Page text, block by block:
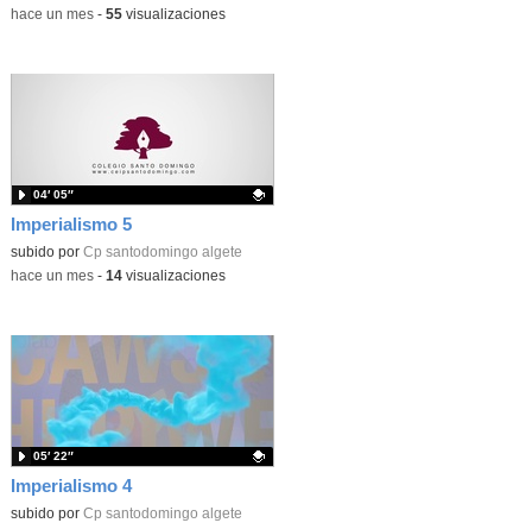
-hace un mes- 55visualizaciones
Imperialismo 5
Contenido educativo.
subido por Cp santodomingo algete
04′ 05″
-hace un mes- 14visualizaciones
Imperialismo 4
Contenido educativo.
subido por Cp santodomingo algete
05′ 22″